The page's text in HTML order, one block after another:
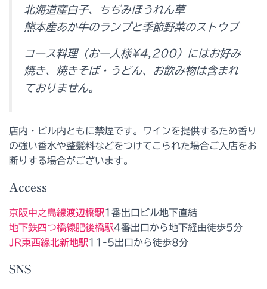
北海道産白子、ちぢみほうれん草
熊本産あか牛のランプと季節野菜のストウブ
コース料理（お一人様¥4,200）にはお好み
焼き、焼きそば・うどん、お飲み物は含まれ
ておりません。
店内・ビル内ともに禁煙です。ワインを提供するため香り
の強い香水や整髪料などをつけてこられた場合ご入店をお
断りする場合がございます。
Access
京阪中之島線渡辺橋駅1番出口ビル地下直結
地下鉄四つ橋線肥後橋駅4番出口から地下経由徒歩5分
JR東西線北新地駅11-5出口から徒歩8分
SNS